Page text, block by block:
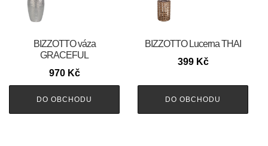
BIZZOTTO váza
GRACEFUL
970 Kč
DO OBCHODU
BIZZOTTO Lucerna THAI
399 Kč
DO OBCHODU